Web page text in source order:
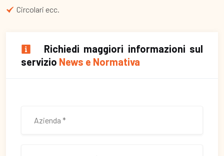
Circolari ecc.
Richiedi maggiori informazioni sul
servizio News e Normativa